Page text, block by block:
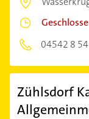
04542 8
Zühlsdorf